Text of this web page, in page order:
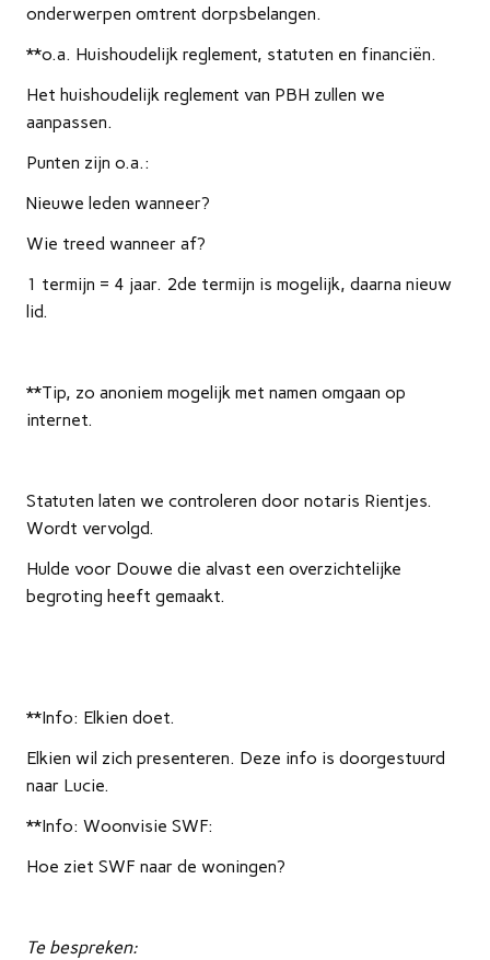
onderwerpen omtrent dorpsbelangen.
**o.a. Huishoudelijk reglement, statuten en financiën.
Het huishoudelijk reglement van PBH zullen we
aanpassen.
Punten zijn o.a.:
Nieuwe leden wanneer?
Wie treed wanneer af?
1 termijn = 4 jaar. 2de termijn is mogelijk, daarna nieuw
lid.
**Tip, zo anoniem mogelijk met namen omgaan op
internet.
Statuten laten we controleren door notaris Rientjes.
Wordt vervolgd.
Hulde voor Douwe die alvast een overzichtelijke
begroting heeft gemaakt.
**Info: Elkien doet.
Elkien wil zich presenteren. Deze info is doorgestuurd
naar Lucie.
**Info: Woonvisie SWF:
Hoe ziet SWF naar de woningen?
Te bespreken: